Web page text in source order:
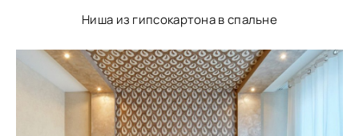
Ниша из гипсокартона в спальне